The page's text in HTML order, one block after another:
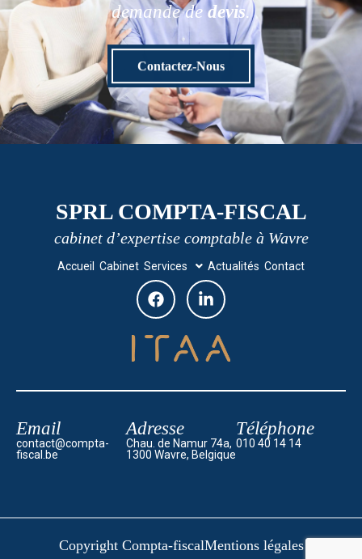
demande de devis.
Contactez-Nous
SPRL COMPTA-FISCAL
cabinet d’expertise comptable à Wavre
Accueil Cabinet Services Actualités Contact
Email
contact@compta-
fiscal.be
Adresse
Chau. de Namur 74a,
1300 Wavre, Belgique
Téléphone
010 40 14 14
Copyright Compta-fiscalMentions légales